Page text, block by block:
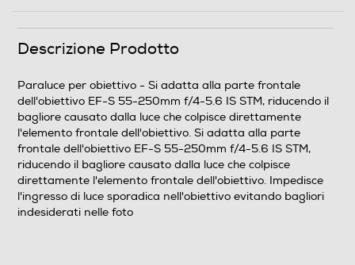
Informazioni sulla sicurezza del prodotto
Clicca qui
Descrizione Prodotto
Paraluce per obiettivo - Si adatta alla parte frontale
dell'obiettivo EF-S 55-250mm f/4-5.6 IS STM, riducendo il
bagliore causato dalla luce che colpisce direttamente
l'elemento frontale dell'obiettivo. Si adatta alla parte
frontale dell'obiettivo EF-S 55-250mm f/4-5.6 IS STM,
riducendo il bagliore causato dalla luce che colpisce
direttamente l'elemento frontale dell'obiettivo. Impedisce
l'ingresso di luce sporadica nell'obiettivo evitando bagliori
indesiderati nelle foto